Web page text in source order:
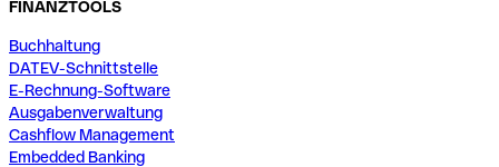
FINANZTOOLS
Buchhaltung
DATEV-Schnittstelle
E-Rechnung-Software
Ausgabenverwaltung
Cashflow Management
Embedded Banking